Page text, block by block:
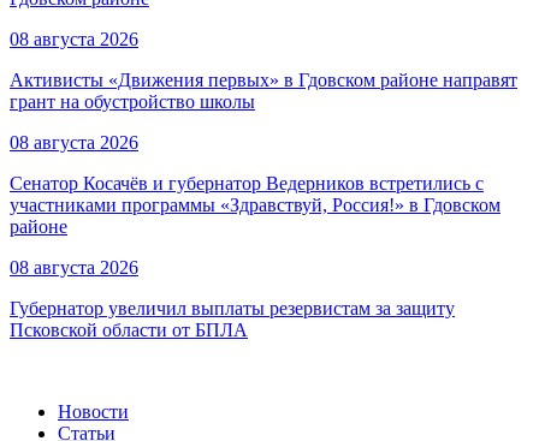
08 августа 2026
Активисты «Движения первых» в Гдовском районе направят
грант на обустройство школы
08 августа 2026
Сенатор Косачёв и губернатор Ведерников встретились с
участниками программы «Здравствуй, Россия!» в Гдовском
районе
08 августа 2026
Губернатор увеличил выплаты резервистам за защиту
Псковской области от БПЛА
Новости
Статьи